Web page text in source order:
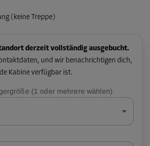
(keine Treppe)
derzeit vollständig ausgebucht.
und wir benachrichtigen dich,
Kabine verfügbar ist.
(1 oder mehrere wählen)